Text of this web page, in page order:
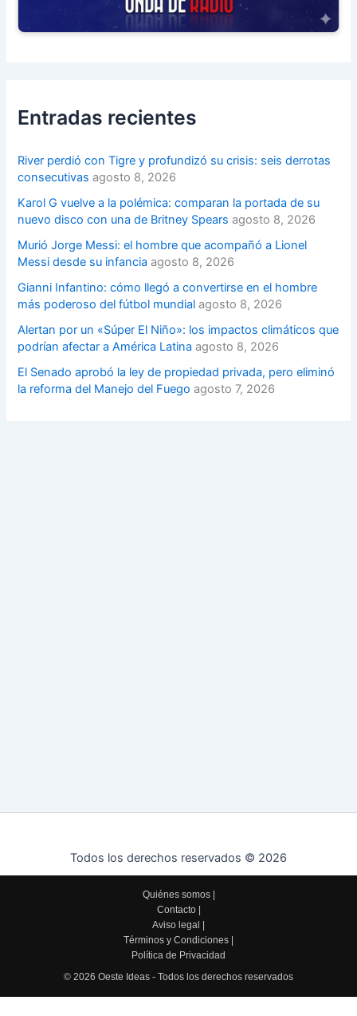
Entradas recientes
River perdió con Tigre y profundizó su crisis: seis derrotas
consecutivas agosto 8, 2026
Karol G vuelve a la polémica: comparan la portada de su
nuevo disco con una de Britney Spears agosto 8, 2026
Murió Jorge Messi: el hombre que acompañó a Lionel
Messi desde su infancia agosto 8, 2026
Gianni Infantino: cómo llegó a convertirse en el hombre
más poderoso del fútbol mundial agosto 8, 2026
Alertan por un «Súper El Niño»: los impactos climáticos que
podrían afectar a América Latina agosto 8, 2026
El Senado aprobó la ley de propiedad privada, pero eliminó
la reforma del Manejo del Fuego agosto 7, 2026
Todos los derechos reservados © 2026
Quiénes somos|
Contacto|
Aviso legal
Términos y Condiciones
Política de Privacidad
© 2026 Oeste Ideas - Todos los derechos reservados